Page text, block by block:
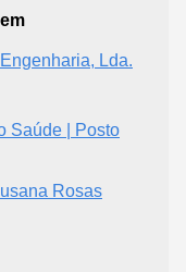
Lda.
Saúde | Posto
Rosas